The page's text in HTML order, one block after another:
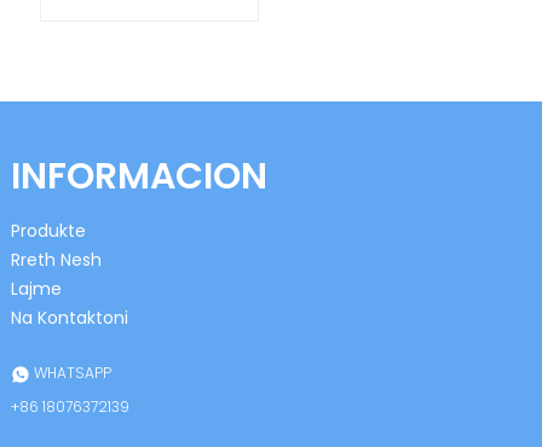
INFORMACION
Produkte
Rreth Nesh
Lajme
Na Kontaktoni
WHATSAPP
+86 18076372139